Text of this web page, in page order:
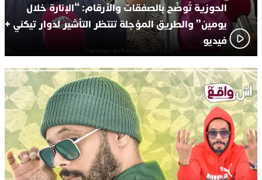
الحوزية تُوضّح بالصفقات والأرقام: “الإنارة خلال
يومين” والطريق المؤجلة تنتظر التأشير لدوار تيكني +
فيديو